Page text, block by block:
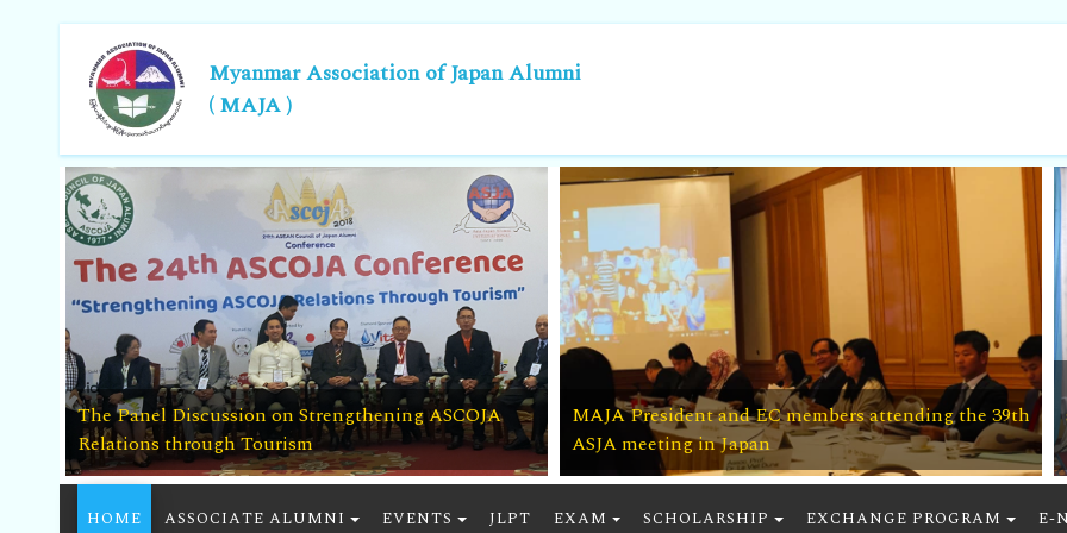
Myanmar Association of Japan Alumni
( MAJA )
The Panel Discussion on Strengthening ASCOJA
Relations through Tourism
MAJA President and EC members attending the 39th
ASJA meeting in Japan
HOME ASSOCIATE ALUMNI EVENTS JLPT EXAM SCHOLARSHIP EXCHANGE PROGRAM E-